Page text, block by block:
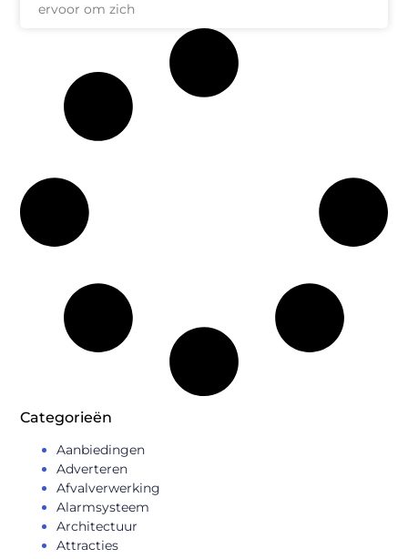
ervoor om zich
Categorieën
Aanbiedingen
Adverteren
Afvalverwerking
Alarmsysteem
Architectuur
Attracties